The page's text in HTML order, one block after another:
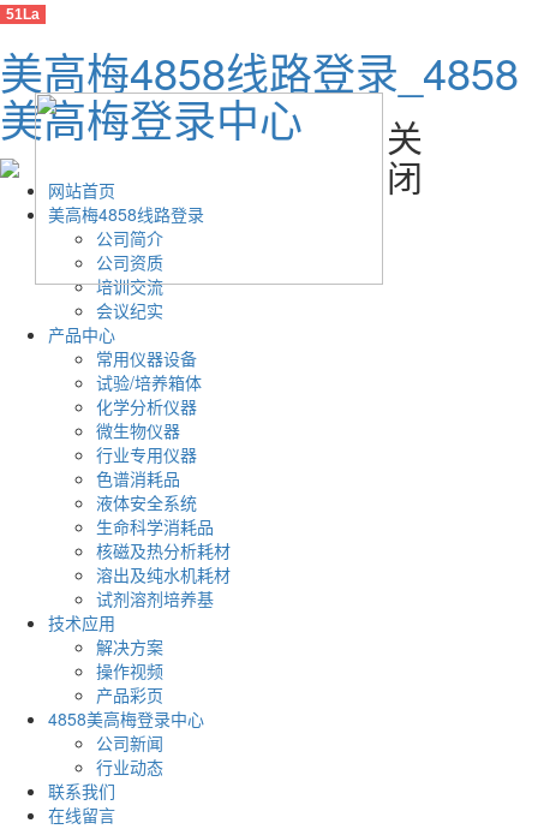
51La
美高梅4858线路登录_4858
美高梅登录中心
网站首页
美高梅4858线路登录
公司简介
公司资质
培训交流
会议纪实
产品中心
常用仪器设备
试验/培养箱体
化学分析仪器
微生物仪器
行业专用仪器
色谱消耗品
液体安全系统
生命科学消耗品
核磁及热分析耗材
溶出及纯水机耗材
试剂溶剂培养基
技术应用
解决方案
操作视频
产品彩页
4858美高梅登录中心
公司新闻
行业动态
联系我们
在线留言
关